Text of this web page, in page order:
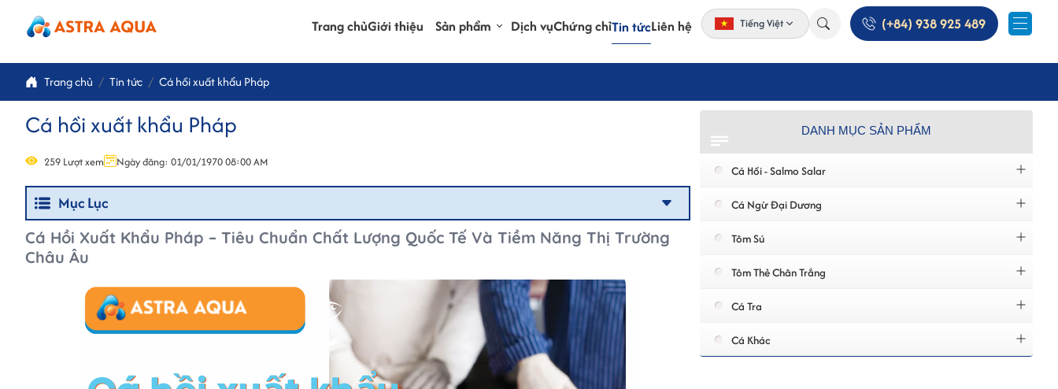
Trang chủGiới thiệu Sản phẩm Dịch vụChứng chỉTin tứcLiên hệ Tiếng Việt (+84) 938 925 489
Trang chủ Tin tức Cá hồi xuất khẩu Pháp
Cá hồi xuất khẩu Pháp
259 Lượt xem Ngày đăng: 01/01/1970 08:00 AM
Mục Lục
Cá Hồi Xuất Khẩu Pháp – Tiêu Chuẩn Chất Lượng Quốc Tế Và Tiềm Năng Thị Trường
Châu Âu
DANH MỤC SẢN PHẨM
Cá Hồi - Salmo Salar
Cá Ngừ Đại Dương
Tôm Sú
Tôm Thẻ Chân Trắng
Cá Tra
Cá Khác